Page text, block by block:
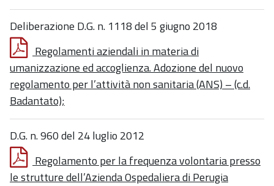
Deliberazione D.G. n. 1118 del 5 giugno 2018
Regolamenti aziendali in materia di
umanizzazione ed accoglienza. Adozione del nuovo
regolamento per l’attività non sanitaria (ANS) – (c.d.
Badantato);
D.G. n. 960 del 24 luglio 2012
Regolamento per la frequenza volontaria presso
le strutture dell’Azienda Ospedaliera di Perugia